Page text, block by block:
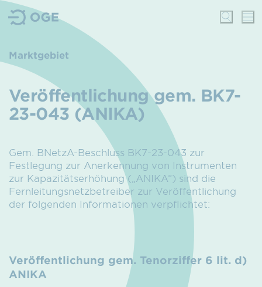
Marktgebiet
Veröffentlichung gem. BK7-
23-043 (ANIKA)
Gem. BNetzA-Beschluss BK7-23-043 zur
Festlegung zur Anerkennung von Instrumenten
zur Kapazitätserhöhung („ANIKA“) sind die
Fernleitungsnetzbetreiber zur Veröffentlichung
der folgenden Informationen verpflichtet:
Veröffentlichung gem. Tenorziffer 6 lit. d)
ANIKA